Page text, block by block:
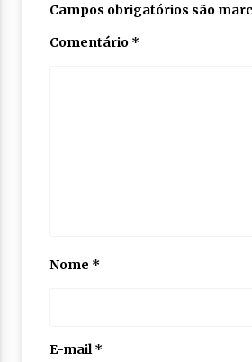
Campos obrigatórios são
Comentário *
Nome *
E-mail*